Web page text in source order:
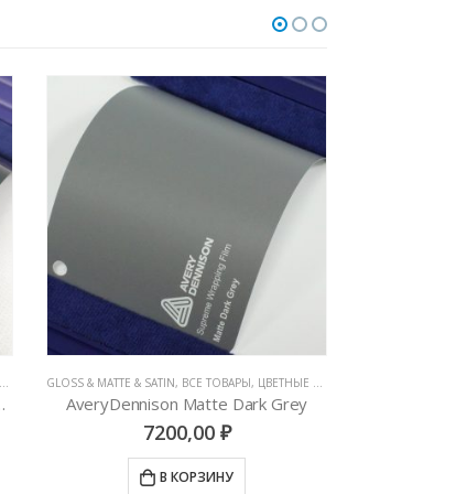
АВТОВИНИЛ ORACAL (ГЕРМАНИЯ),ВСЕ ТОВАРЫ
1000,00 ₽
В КОРЗИНУ